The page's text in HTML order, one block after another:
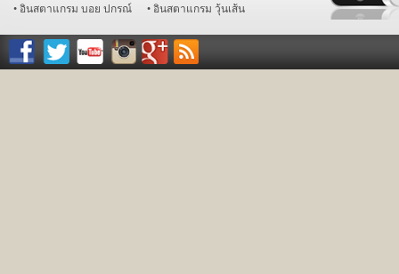
อินสตาแกรม บอย ปกรณ์
อินสตาแกรม วุ้นเส้น